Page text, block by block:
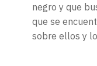
negro y que
que se
sobre ellos y